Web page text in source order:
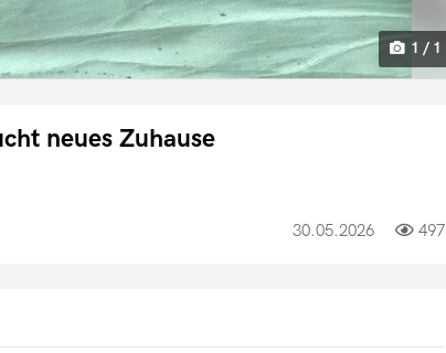
1 / 1
neues Zuhause
30.05.2026 497